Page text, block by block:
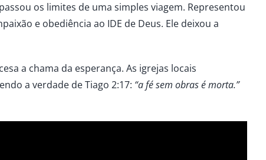
os limites de uma simples viagem. Representou
e obediência ao IDE de Deus. Ele deixou a
a chama da esperança. As igrejas locais
a verdade de Tiago 2:17: “a fé sem obras é morta.”